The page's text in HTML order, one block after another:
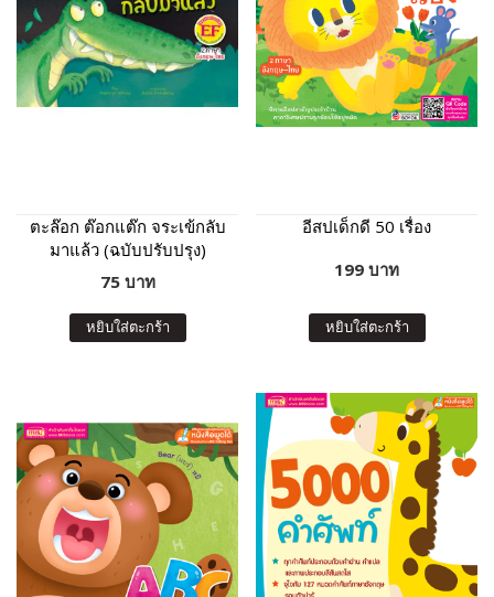
ตะล๊อก ต๊อกแต๊ก จระเข้กลับ
มาแล้ว (ฉบับปรับปรุง)
75 บาท
หยิบใส่ตะกร้า
อีสปเด็กดี 50 เรื่อง
199 บาท
หยิบใส่ตะกร้า